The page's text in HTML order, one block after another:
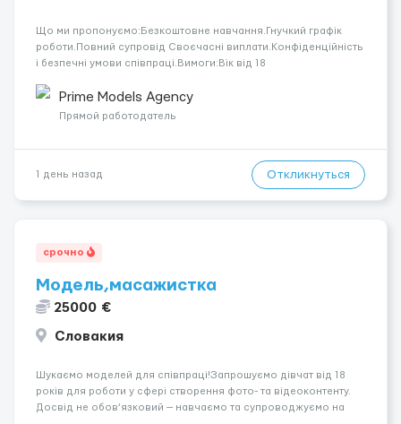
Що ми пропонуємо:Безкоштовне навчання.Гнучкий графік
роботи.Повний супровід Своєчасні виплати.Конфіденційність
і безпечні умови співпраці.Вимоги:Вік від 18
розвиватися.Досвід не обов’язковий.Якщо вас зацікавила
вакансія — залишайте відгук, і ми зв’яжемося ...
Prime Models Agency
Прямой работодатель
1 день назад Откликнуться
срочно
Модель,масажистка
25000 €
Словакия
Шукаємо моделей для співпраці!Запрошуємо дівчат від 18
років для роботи у сфері створення фото- та відеоконтенту.
Досвід не обов’язковий — навчаємо та супроводжуємо на